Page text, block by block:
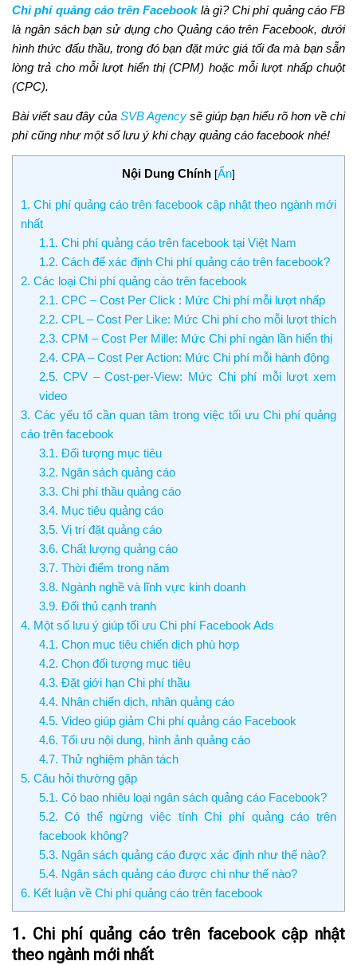
Chi phí quảng cáo trên Facebooklà gì? Chi phí quảng cáo FB
là ngân sách bạn sử dụng cho Quảng cáo trên Facebook, dưới
hình thức đấu thầu, trong đó bạn đặt mức giá tối đa mà bạn sẵn
lòng trả cho mỗi lượt hiển thị (CPM) hoặc mỗi lượt nhấp chuột
(CPC).
Bài viết sau đây của SVB Agency sẽ giúp bạn hiểu rõ hơn về chi
phí cũng như một số lưu ý khi chạy quảng cáo facebook nhé!
Nội Dung Chính [Ẩn]
1. Chi phí quảng cáo trên facebook cập nhật theo ngành mới
nhất
1.1. Chi phí quảng cáo trên facebook tại Việt Nam
1.2. Cách để xác định Chi phí quảng cáo trên facebook?
2. Các loại Chi phí quảng cáo trên facebook
2.1. CPC – Cost Per Click : Mức Chi phí mỗi lượt nhấp
2.2. CPL – Cost Per Like: Mức Chi phí cho mỗi lượt thích
2.3. CPM – Cost Per Mille: Mức Chi phí ngàn lần hiển thị
2.4. CPA – Cost Per Action: Mức Chi phí mỗi hành động
2.5. CPV – Cost-per-View: Mức Chi phí mỗi lượt xem
video
3. Các yếu tố cần quan tâm trong việc tối ưu Chi phí quảng
cáo trên facebook
3.1. Đối tượng mục tiêu
3.2. Ngân sách quảng cáo
3.3. Chi phí thầu quảng cáo
3.4. Mục tiêu quảng cáo
3.5. Vị trí đặt quảng cáo
3.6. Chất lượng quảng cáo
3.7. Thời điểm trong năm
3.8. Ngành nghề và lĩnh vực kinh doanh
3.9. Đối thủ cạnh tranh
4. Một số lưu ý giúp tối ưu Chi phí Facebook Ads
4.1. Chọn mục tiêu chiến dịch phù hợp
4.2. Chọn đối tượng mục tiêu
4.3. Đặt giới hạn Chi phí thầu
4.4. Nhân chiến dịch, nhân quảng cáo
4.5. Video giúp giảm Chi phí quảng cáo Facebook
4.6. Tối ưu nội dung, hình ảnh quảng cáo
4.7. Thử nghiệm phân tách
5. Câu hỏi thường gặp
5.1. Có bao nhiêu loại ngân sách quảng cáo Facebook?
5.2. Có thể ngừng việc tính Chi phí quảng cáo trên
facebook không?
5.3. Ngân sách quảng cáo được xác định như thế nào?
5.4. Ngân sách quảng cáo được chi như thế nào?
6. Kết luận về Chi phí quảng cáo trên facebook
1. Chi phí quảng cáo trên facebook cập nhật
theo ngành mới nhất